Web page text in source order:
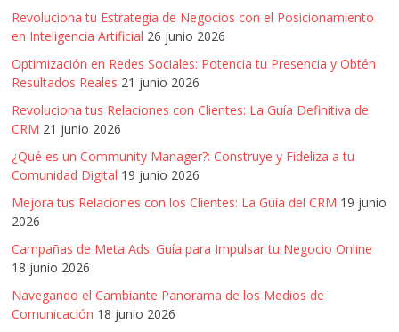
Gente,
Contenidos
de
Calidad,
Eventos
de
Marketing,
Mercadotecnia,
Eventos
Publicitarios,
Colecciónes,
Marcas,
TV,
Revoluciona tu Estrategia de Negocios con el Posicionamiento
en Inteligencia Artificial 26 junio 2026
Optimización en Redes Sociales: Potencia tu Presencia y Obtén
Resultados Reales 21 junio 2026
Revoluciona tus Relaciones con Clientes: La Guía Definitiva de
CRM 21 junio 2026
¿Qué es un Community Manager?: Construye y Fideliza a tu
Comunidad Digital 19 junio 2026
Mejora tus Relaciones con los Clientes: La Guía del CRM 19 junio
2026
Campañas de Meta Ads: Guía para Impulsar tu Negocio Online
18 junio 2026
Navegando el Cambiante Panorama de los Medios de
Comunicación 18 junio 2026